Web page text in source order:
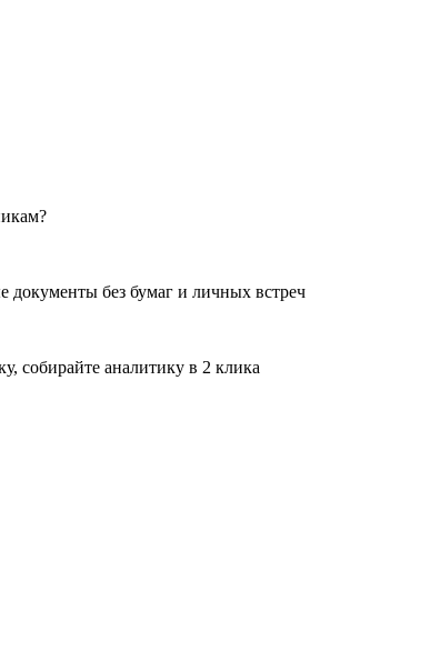
документы без бумаг и личных встреч
собирайте аналитику в 2 клика